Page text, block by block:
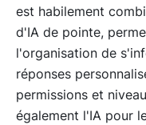
est habilement
d'IA de pointe,
l'organisation de
réponses
permissions et
également l'IA pour